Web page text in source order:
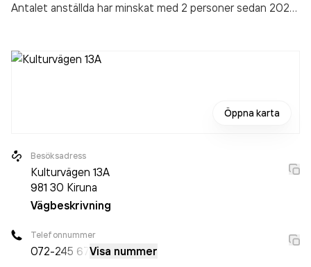
Antalet anställda har minskat med 2 personer sedan 2024
Samarbetspartner i Malmfälten AB
Öppna karta
Besöksadress
Kulturvägen 13A
981 30 Kiruna
Vägbeskrivning
Telefonnummer
072-245 67 Visa nummer